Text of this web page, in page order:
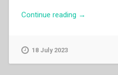
Continue reading “Francesco
→
18 July 2023